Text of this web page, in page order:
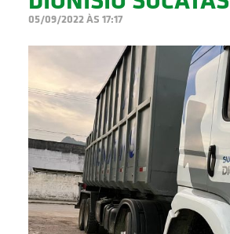
BUSCAR
05/09/2022 ÀS 17:17